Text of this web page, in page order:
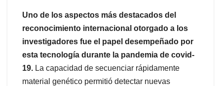
Uno de los aspectos más destacados del
reconocimiento internacional otorgado a los
investigadores fue el papel desempeñado por
esta tecnología durante la pandemia de covid-
19. La capacidad de secuenciar rápidamente
material genético permitió detectar nuevas